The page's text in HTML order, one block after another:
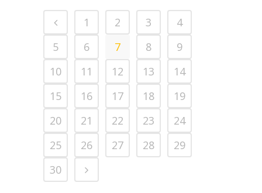
1 2 3
4
5
6 7 8
9
10
11 12 13
14
15
16 17 18
19
20
21 22 23
24
25
26 27 28
29
30